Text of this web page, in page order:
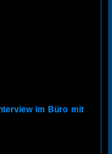
im Büro mit